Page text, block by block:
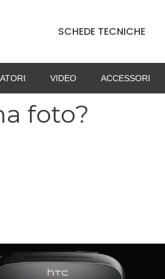
SCHEDE TECNICHE
VIDEO ACCESSORI
foto?